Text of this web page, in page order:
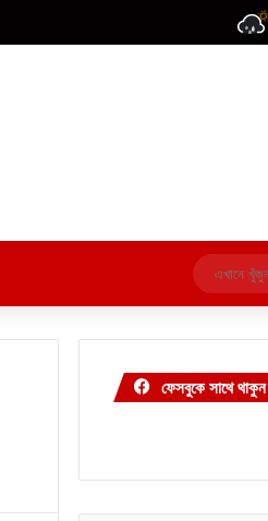
ফেসবুকে সাথে থাকুন